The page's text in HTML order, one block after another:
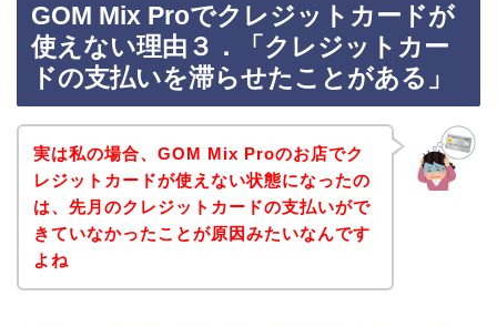
GOM Mix Proでクレジットカードが
使えない理由３．「クレジットカー
ドの支払いを滞らせたことがある」
実は私の場合、GOM Mix Proのお店でク
レジットカードが使えない状態になったの
は、先月のクレジットカードの支払いがで
きていなかったことが原因みたいなんです
よね